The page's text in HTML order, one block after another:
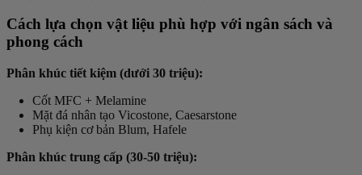
Cách lựa chọn vật liệu phù hợp với ngân sách và
phong cách
Phân khúc tiết kiệm (dưới 30 triệu):
Cốt MFC + Melamine
Mặt đá nhân tạo Vicostone, Caesarstone
Phụ kiện cơ bản Blum, Hafele
Phân khúc trung cấp (30-50 triệu):